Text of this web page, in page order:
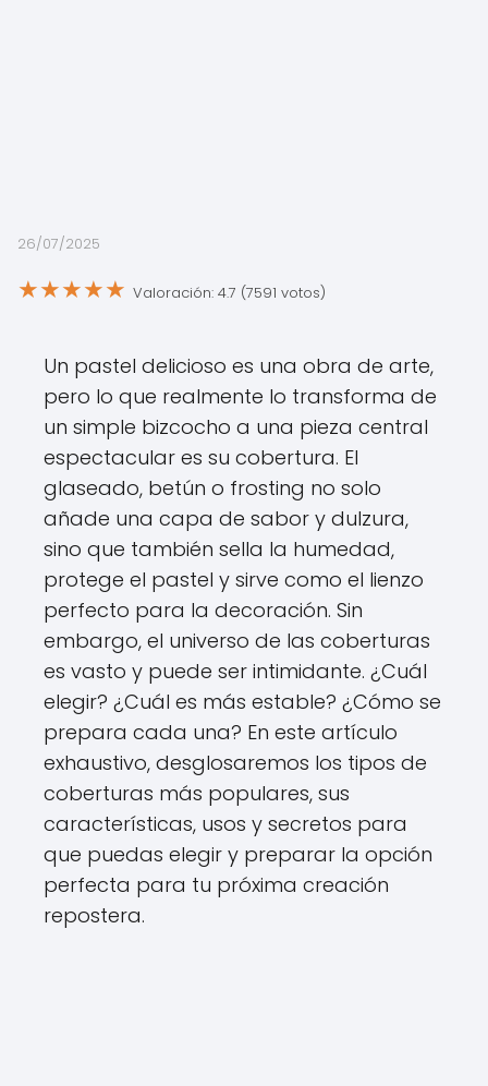
26/07/2025
★★★★★ Valoración: 4.7 (7591 votos)
Un pastel delicioso es una obra de arte,
pero lo que realmente lo transforma de
un simple bizcocho a una pieza central
espectacular es su cobertura. El
glaseado, betún o frosting no solo
añade una capa de sabor y dulzura,
sino que también sella la humedad,
protege el pastel y sirve como el lienzo
perfecto para la decoración. Sin
embargo, el universo de las coberturas
es vasto y puede ser intimidante. ¿Cuál
elegir? ¿Cuál es más estable? ¿Cómo se
prepara cada una? En este artículo
exhaustivo, desglosaremos los tipos de
coberturas más populares, sus
características, usos y secretos para
que puedas elegir y preparar la opción
perfecta para tu próxima creación
repostera.